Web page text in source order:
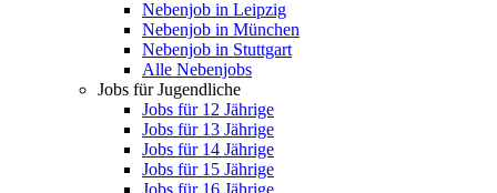
Nebenjob in Leipzig
Nebenjob in München
Nebenjob in Stuttgart
Alle Nebenjobs
Jobs für Jugendliche
Jobs für 12 Jährige
Jobs für 13 Jährige
Jobs für 14 Jährige
Jobs für 15 Jährige
Jobs für 16 Jährige